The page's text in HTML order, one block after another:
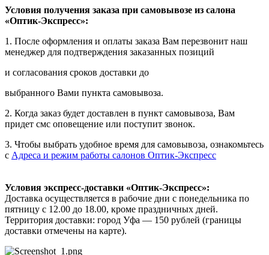
Условия получения заказа при самовывозе из салона
«Оптик-Экспресс»:
1. После оформления и оплаты заказа Вам перезвонит наш
менеджер для подтверждения заказанных позиций
и согласования сроков доставки до
выбранного Вами пункта самовывоза.
2. Когда заказ будет доставлен в пункт самовывоза, Вам
придет смс оповещение или поступит звонок.
3. Чтобы выбрать удобное время для самовывоза, ознакомьтесь
с Адреса и режим работы салонов Оптик-Экспресс
Условия экспресс-доставки «Оптик-Экспресс»:
Доставка осуществляется в рабочие дни с понедельника по
пятницу с 12.00 до 18.00, кроме праздничных дней.
Территория доставки: город Уфа — 150 рублей (границы
доставки отмечены на карте).